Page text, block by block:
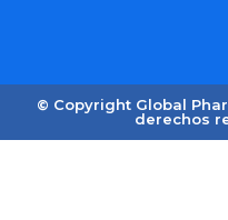
© Copyright Global
derechos